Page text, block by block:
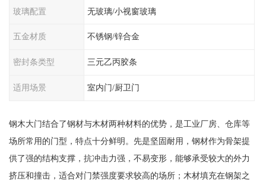
玻璃配置 无玻璃/小视窗玻璃
五金材质 不锈钢/锌合金
密封条类型 三元乙丙胶条
适用场景 室内门/厨卫门
钢木大门结合了钢材与木材两种材料的优势，是工业厂房、仓库等
场所常用的门型，特点十分鲜明。先是坚固耐用，钢材作为骨架提
供了强的结构支撑，抗冲击力强，不易变形，能够承受较大的外力
挤压和撞击，适合对门禁强度要求较高的场所；木材填充在钢架之